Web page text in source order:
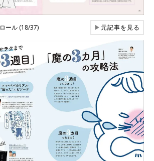
ール (18/37) ▶元記事を見る